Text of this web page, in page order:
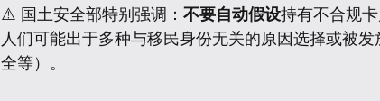
⚠️ 国土安全部特别强调： 不要自动假设持有不合规卡
人们可能出于多种与移民身份无关的原因选择或被
全等）。